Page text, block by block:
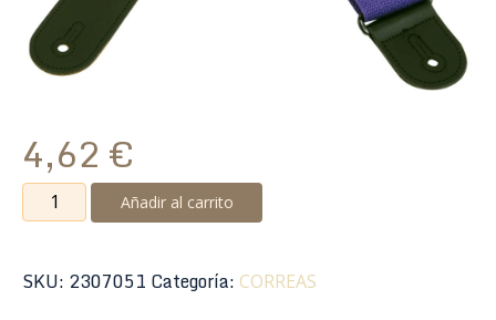
4,62 €
Correa
Levy
Classic
Añadir al carrito
SKU: 2307051 Categoría: CORREAS